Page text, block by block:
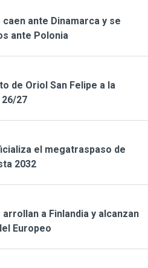
ante Dinamarca y se
ante Polonia
de Oriol San Felipe a la
27
el megatraspaso de
2032
a Finlandia y alcanzan
Europeo